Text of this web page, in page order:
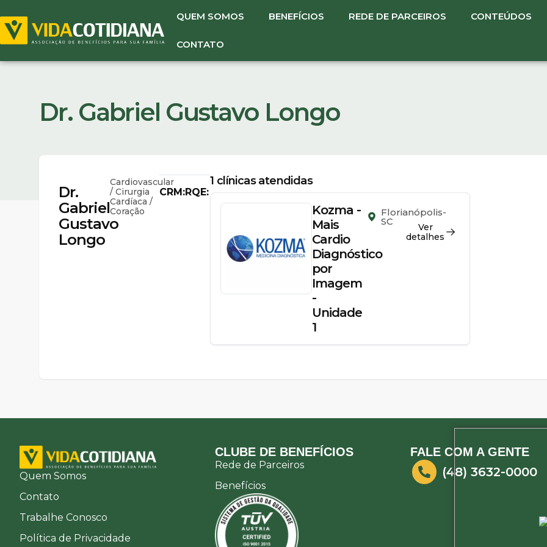
QUEM SOMOS BENEFÍCIOS REDE DE PARCEIROS CONTEÚDOS
CONTATO
Dr. Gabriel Gustavo Longo
Dr.
Gabriel
Gustavo
Longo
Cardiovascular
/ Cirurgia
Cardíaca /
Coração
CRM:RQE:
1 clínicas atendidas
Kozma -
Mais
Cardio
Diagnóstico
por
Imagem
-
Unidade
1
Florianópolis-
SC
Ver
detalhes
Quem Somos
Contato
Trabalhe Conosco
Política de Privacidade
CLUBE DE BENEFÍCIOS
Rede de Parceiros
Benefícios
FALE COM A GENTE
(48) 3632-0000